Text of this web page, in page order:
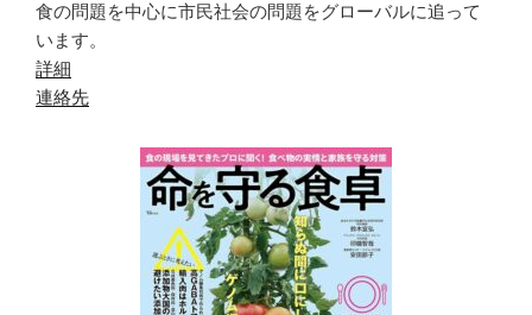
食の問題を中心に市民社会の問題をグローバルに追って
います。
詳細
連絡先